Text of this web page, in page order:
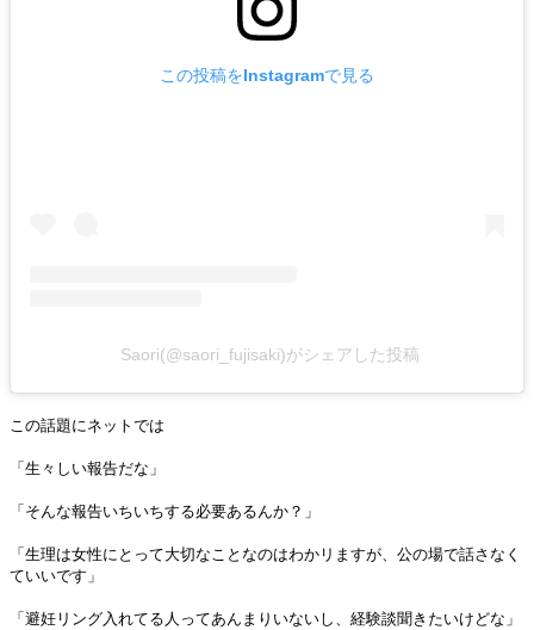
この投稿をInstagramで見る
Saori(@saori_fujisaki)がシェアした投稿
この話題にネットでは
「生々しい報告だな」
「そんな報告いちいちする必要あるんか？」
「生理は女性にとって大切なことなのはわかリますが、公の場で話さなく
ていいです」
「避妊リング入れてる人ってあんまりいないし、経験談聞きたいけどな」